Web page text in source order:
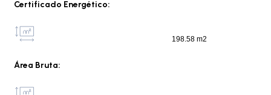
Certificado Energético:
Área Bruta:
198.58 m2